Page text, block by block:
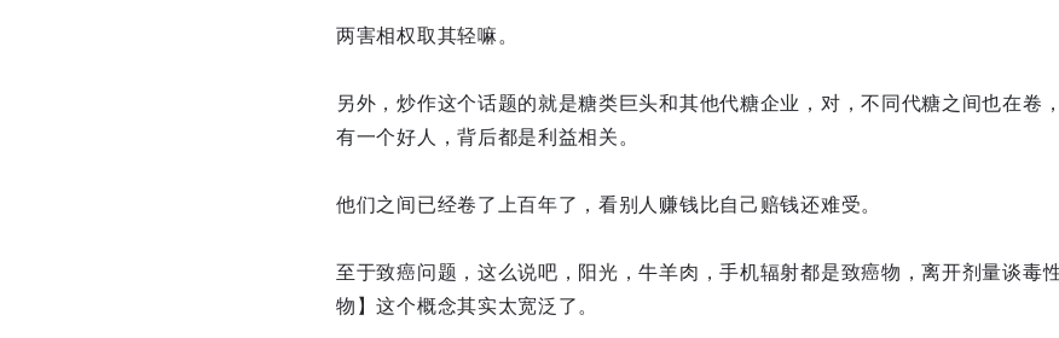
两害相权取其轻嘛。
另外，炒作这个话题的就是糖类巨头和其他代糖企业，对，不同代糖之间也在卷
有一个好人，背后都是利益相关。
他们之间已经卷了上百年了，看别人赚钱比自己赔钱还难受。
至于致癌问题，这么说吧，阳光，牛羊肉，手机辐射都是致癌物，离开剂量谈毒
物】这个概念其实太宽泛了。